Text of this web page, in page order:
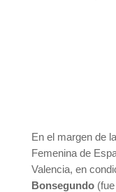
En el margen de
Femenina de
Valencia, en
Bonsegundo